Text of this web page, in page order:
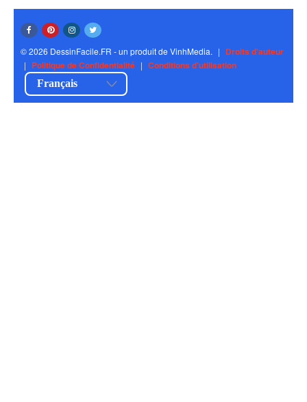
© 2026 DessinFacile.FR - un produit de VinhMedia. | Droits d'auteur
| Politique de Confidentialité | Conditions d'utilisation
Français